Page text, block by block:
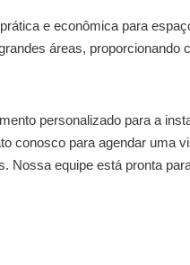
e econômica para
áreas, proporcionando
personalizado para a
conosco para agendar uma
Nossa equipe está pronta